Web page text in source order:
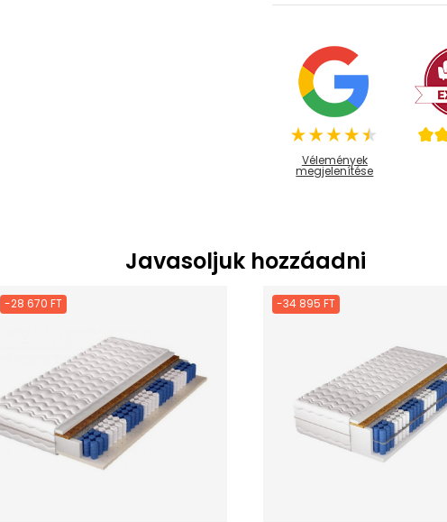
Vélemények
megjelenítése
Javasoljuk hozzáadni
-28 670 FT -34 895 FT